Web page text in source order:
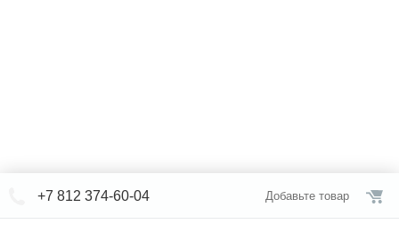
+7 812 374-60-04 Добавьте товар